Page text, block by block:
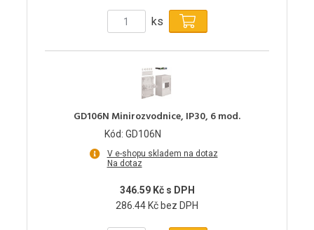
ks
GD106N Minirozvodnice, IP30, 6 mod.
Kód: GD106N
V e-shopu skladem na dotaz
Na dotaz
346.59 Kč s DPH
286.44 Kč bez DPH